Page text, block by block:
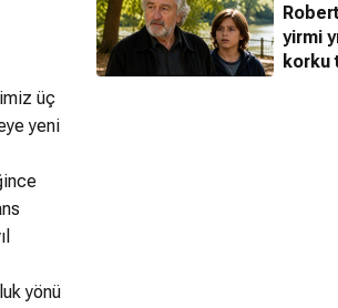
üç
yeni
yönü
yirmi
korku